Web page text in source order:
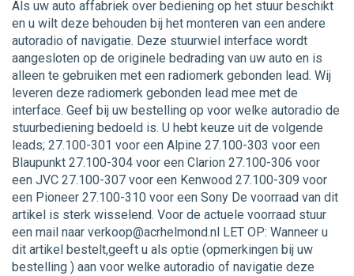
Als uw auto affabriek over bediening op het stuur beschikt
en u wilt deze behouden bij het monteren van een andere
autoradio of navigatie. Deze stuurwiel interface wordt
aangesloten op de originele bedrading van uw auto en is
alleen te gebruiken met een radiomerk gebonden lead. Wij
leveren deze radiomerk gebonden lead mee met de
interface. Geef bij uw bestelling op voor welke autoradio de
stuurbediening bedoeld is. U hebt keuze uit de volgende
leads; 27.100-301 voor een Alpine 27.100-303 voor een
Blaupunkt 27.100-304 voor een Clarion 27.100-306 voor
een JVC 27.100-307 voor een Kenwood 27.100-309 voor
een Pioneer 27.100-310 voor een Sony De voorraad van dit
artikel is sterk wisselend. Voor de actuele voorraad stuur
een mail naar verkoop@acrhelmond.nl LET OP: Wanneer u
dit artikel bestelt,geeft u als optie (opmerkingen bij uw
bestelling ) aan voor welke autoradio of navigatie deze